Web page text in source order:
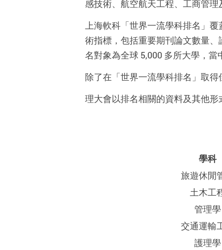
感技術、航空航天工程、工商管理
上海軟科「世界一流學科排名」
術指標，包括重要期刊論文數量
名對象為全球 5,000 多所大學，當
除了在「世界一流學科排名」取
理大會以排名相關的資料及其他
學科
旅遊休閒
土木工
管理學
交通運輸
護理學